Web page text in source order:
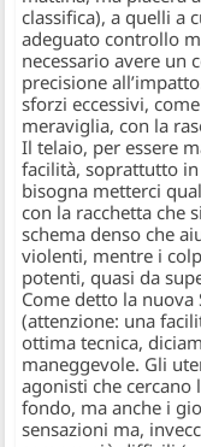
classifica), a quelli a
adeguato controllo
necessario avere un
precisione
sforzi eccessivi,
meraviglia, con la
Il telaio, per essere
facilità, soprattutto
bisogna metterci
con la racchetta che
schema denso che
violenti, mentre i
potenti, quasi da
Come detto la
(attenzione: una
ottima tecnica,
maneggevole. Gli
agonisti che
fondo, ma anche i
sensazioni ma,